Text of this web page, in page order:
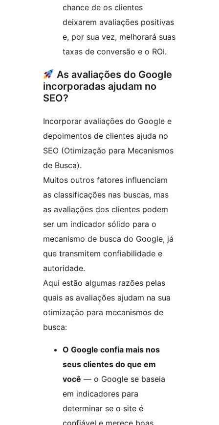
chance de os clientes
deixarem avaliações positivas
e, por sua vez, melhorará suas
taxas de conversão e o ROI.
As avaliações do Google
incorporadas ajudam no
SEO?
Incorporar avaliações do Google e
depoimentos de clientes ajuda no
SEO (Otimização para Mecanismos
de Busca).
Muitos outros fatores influenciam
as classificações nas buscas, mas
as avaliações dos clientes podem
ser um indicador sólido para o
mecanismo de busca do Google, já
que transmitem confiabilidade e
autoridade.
Aqui estão algumas razões pelas
quais as avaliações ajudam na sua
otimização para mecanismos de
busca:
O Google confia mais nos
seus clientes do que em
você — o Google se baseia
em indicadores para
determinar se o site é
confiável e merece boas